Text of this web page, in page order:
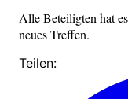
Alle Beteiligten hat
neues Treffen.
Teilen: